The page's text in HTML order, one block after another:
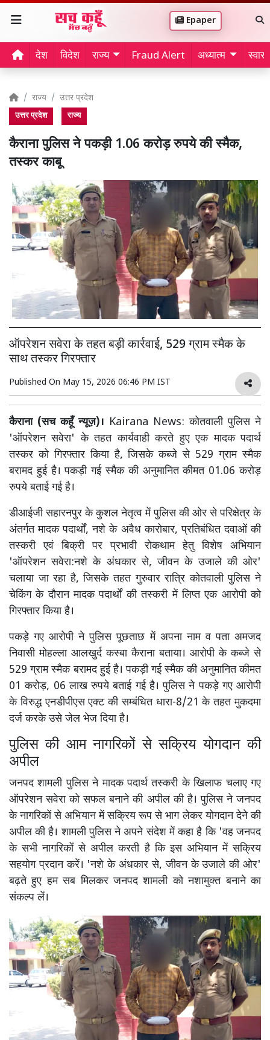
Epaper
देश विदेश राज्य Fraud Alert अध्यात्म
राज्य उत्तर प्रदेश
उत्तर प्रदेश राज्य
कैराना पुलिस ने पकड़ी 1.06 करोड़ रुपये की स्मैक,
तस्कर काबू
ऑपरेशन सवेरा के तहत बड़ी कार्रवाई, 529 ग्राम स्मैक के
साथ तस्कर गिरफ्तार
Published On May 15, 2026 06:46 PM IST
कैराना (सच कहूँ न्यूज़)। Kairana News: कोतवाली पुलिस ने
'ऑपरेशन सवेरा' के तहत कार्यवाही करते हुए एक मादक पदार्थ
तस्कर को गिरफ्तार किया है, जिसके कब्जे से 529 ग्राम स्मैक
बरामद हुई है। पकड़ी गई स्मैक की अनुमानित कीमत 01.06 करोड़
रुपये बताई गई है।
डीआईजी सहारनपुर के कुशल नेतृत्व में पुलिस की ओर से परिक्षेत्र के
अंतर्गत मादक पदार्थों, नशे के अवैध कारोबार, प्रतिबंधित दवाओं की
तस्करी एवं बिक्री पर प्रभावी रोकथाम हेतु विशेष अभियान
'ऑपरेशन सवेरा:नशे के अंधकार से, जीवन के उजाले की ओर'
चलाया जा रहा है, जिसके तहत गुरुवार रात्रि कोतवाली पुलिस ने
चेकिंग के दौरान मादक पदार्थों की तस्करी में लिप्त एक आरोपी को
गिरफ्तार किया है।
पकड़े गए आरोपी ने पुलिस पूछताछ में अपना नाम व पता अमजद
निवासी मोहल्ला आलखुर्द कस्बा कैराना बताया। आरोपी के कब्जे से
529 ग्राम स्मैक बरामद हुई है। पकड़ी गई स्मैक की अनुमानित कीमत
01 करोड़, 06 लाख रुपये बताई गई है। पुलिस ने पकड़े गए आरोपी
के विरुद्ध एनडीपीएस एक्ट की सम्बंधित धारा-8/21 के तहत मुकदमा
दर्ज करके उसे जेल भेज दिया है।
पुलिस की आम नागरिकों से सक्रिय योगदान की
अपील
जनपद शामली पुलिस ने मादक पदार्थ तस्करी के खिलाफ चलाए गए
ऑपरेशन सवेरा को सफल बनाने की अपील की है। पुलिस ने जनपद
के नागरिकों से अभियान में सक्रिय रूप से भाग लेकर योगदान देने की
अपील की है। शामली पुलिस ने अपने संदेश में कहा है कि 'वह जनपद
के सभी नागरिकों से अपील करती है कि इस अभियान में सक्रिय
सहयोग प्रदान करें। 'नशे के अंधकार से, जीवन के उजाले की ओर'
बढ़ते हुए हम सब मिलकर जनपद शामली को नशामुक्त बनाने का
संकल्प लें।